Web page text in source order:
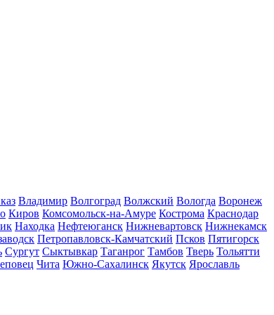
Владимир Волгоград Волжский Вологда Воронеж
Киров Комсомольск-на-Амуре Кострома Краснодар
Находка Нефтеюганск Нижневартовск Нижнекамск
Петропавловск-Камчатский Псков Пятигорск
Сургут Сыктывкар Таганрог Тамбов Тверь Тольятти
Чита Южно-Сахалинск Якутск Ярославль